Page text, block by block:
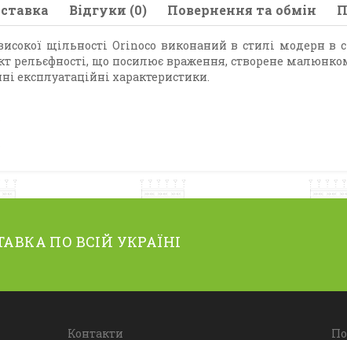
Відгуки (0) Повернення та обмін
щільності Orinoco виконаний в стилі модерн в
рельєфності, що посилює враження, створене
експлуатаційні характеристики.
ПО ВСІЙ УКРАЇНІ
Контакти